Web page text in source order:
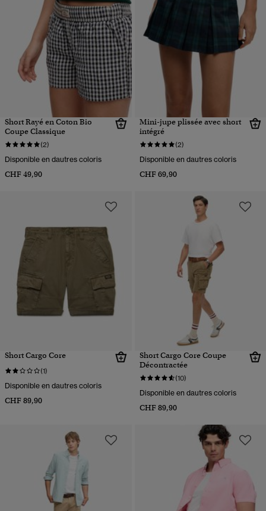
Short Rayé en Coton Bio
Coupe Classique
(2)
Disponible en dautres coloris
CHF 49,90
Mini-jupe plissée avec short
intégré
(2)
Disponible en dautres coloris
CHF 69,90
Short Cargo Core
(1)
Disponible en dautres coloris
CHF 89,90
Short Cargo Core Coupe
Décontractée
(10)
Disponible en dautres coloris
CHF 89,90